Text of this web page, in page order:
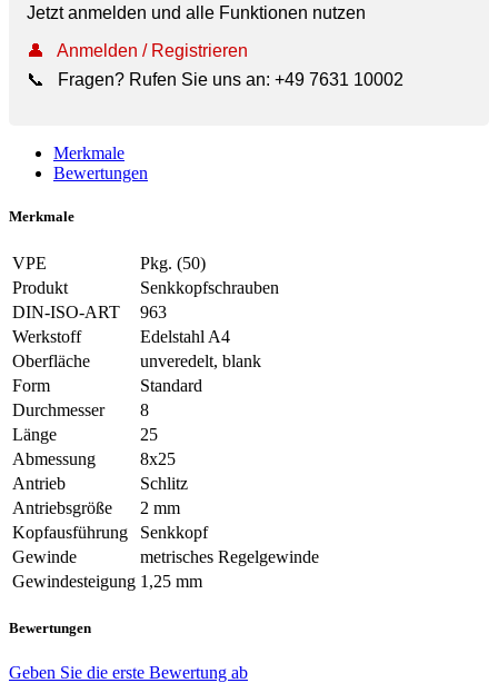
Jetzt anmelden und alle Funktionen nutzen
👤
Anmelden / Registrieren
📞
Fragen? Rufen Sie uns an: +49 7631 10002
Merkmale
Bewertungen
Merkmale
VPE
Pkg. (50)
Produkt
Senkkopfschrauben
DIN-ISO-ART
963
Werkstoff
Edelstahl A4
Oberfläche
unveredelt, blank
Form
Standard
Durchmesser
8
Länge
25
Abmessung
8x25
Antrieb
Schlitz
Antriebsgröße
2 mm
Kopfausführung
Senkkopf
Gewinde
metrisches Regelgewinde
Gewindesteigung 1,25 mm
Bewertungen
Geben Sie die erste Bewertung ab